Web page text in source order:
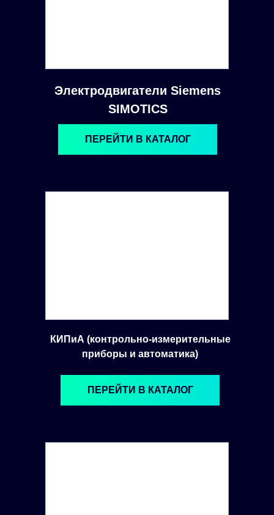
Электродвигатели Siemens
SIMOTICS
ПЕРЕЙТИ В КАТАЛОГ
КИПиА (контрольно-измерительные
приборы и автоматика)
ПЕРЕЙТИ В КАТАЛОГ